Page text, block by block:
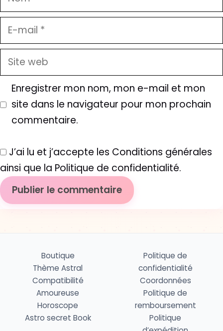
E-
mail
Site
web
Enregistrer mon nom, mon e-mail et mon
site dans le navigateur pour mon prochain
commentaire.
J’ai lu et j’accepte les Conditions générales
ainsi que la Politique de confidentialité.
Boutique
Thème Astral
Compatibilité
Amoureuse
Horoscope
Astro secret Book
Politique de
confidentialité
Coordonnées
Politique de
remboursement
Politique